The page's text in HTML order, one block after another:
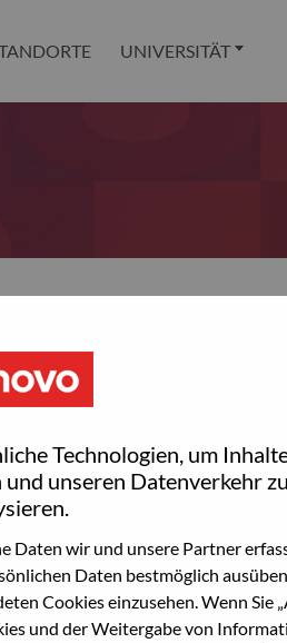
Technologien, um
unseren Datenverkehr
wir und unsere Partner
Daten bestmöglich
Cookies einzusehen. Wenn Sie
und der Weitergabe von
UNIVERSITÄT
click "Continue".